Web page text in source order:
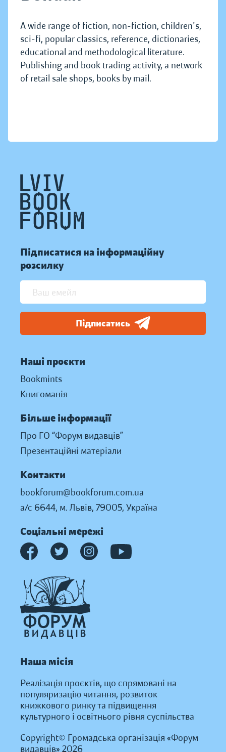
A wide range of fiction, non-fiction, children's,
sci-fi, popular classics, reference, dictionaries,
educational and methodological literature.
Publishing and book trading activity, a network
of retail sale shops, books by mail.
Підписатися на інформаційну
розсилку
Підписатись
Наші проєкти
Bookmints
Книгоманія
Більше інформації
Про ГО “Форум видавців”
Презентаційні матеріали
Контакти
bookforum@bookforum.com.ua
а/с 6644, м. Львів, 79005, Україна
Соціальні мережі
Наша місія
Реалізація проєктів, що спрямовані на
популяризацію читання, розвиток
книжкового ринку та підвищення
культурного і освітнього рівня суспільства
Copyright© Громадська організація «Форум
видавців» 2026